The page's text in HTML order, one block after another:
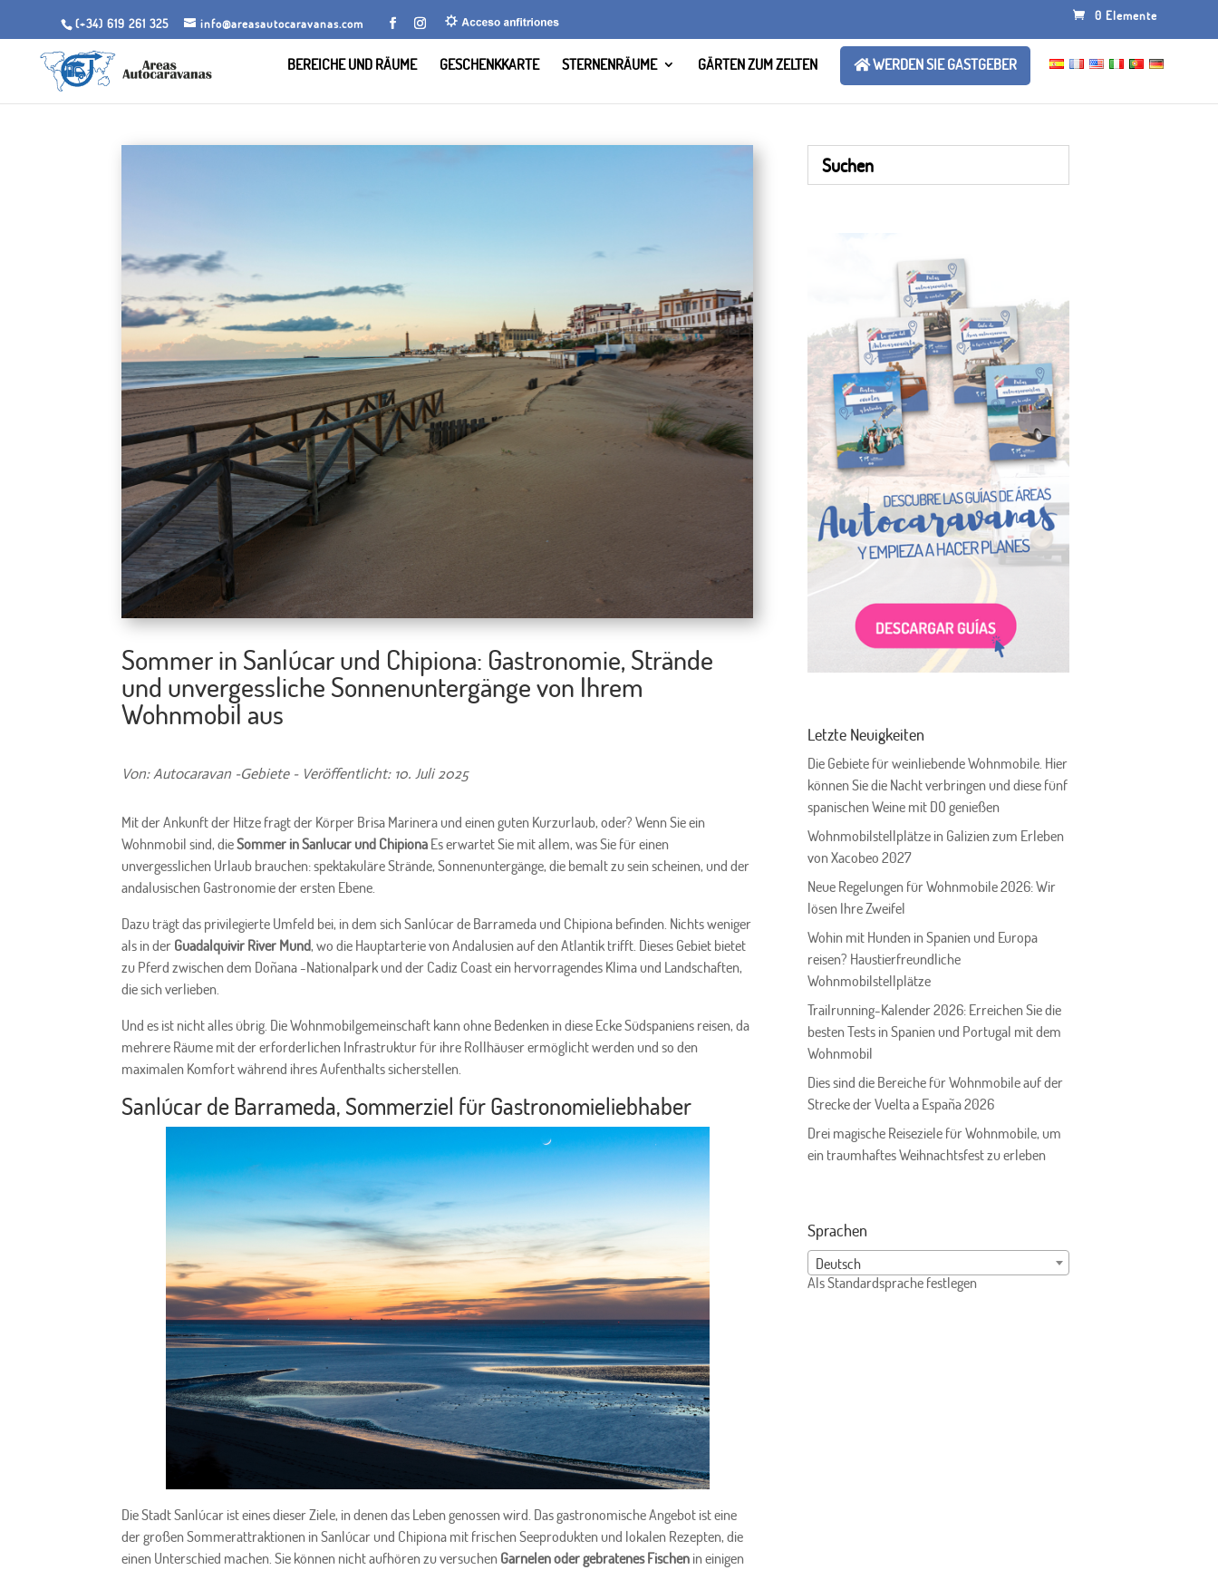
(+34) 619 261 325 info@areasautocaravanas.com
0 Elemente
BEREICHE UND RÄUME GESCHENKKARTE STERNENRÄUME GÄRTEN ZUM ZELTEN WERDEN SIE GASTGEBER
Sommer in Sanlúcar und Chipiona: Gastronomie, Strände
und unvergessliche Sonnenuntergänge von Ihrem
Wohnmobil aus
Von: Autocaravan -Gebiete - Veröffentlicht: 10. Juli 2025
Mit der Ankunft der Hitze fragt der Körper Brisa Marinera und einen guten Kurzurlaub, oder? Wenn Sie ein
Wohnmobil sind, dieSommer in Sanlucar und Chipiona Es erwartet Sie mit allem, was Sie für einen
unvergesslichen Urlaub brauchen: spektakuläre Strände, Sonnenuntergänge, die bemalt zu sein scheinen, und der
andalusischen Gastronomie der ersten Ebene.
Dazu trägt das privilegierte Umfeld bei, in dem sich Sanlúcar de Barrameda und Chipiona befinden. Nichts weniger
als in der Guadalquivir River Mund, wo die Hauptarterie von Andalusien auf den Atlantik trifft. Dieses Gebiet bietet
zu Pferd zwischen dem Doñana -Nationalpark und der Cadiz Coast ein hervorragendes Klima und Landschaften,
die sich verlieben.
Und es ist nicht alles übrig. Die Wohnmobilgemeinschaft kann ohne Bedenken in diese Ecke Südspaniens reisen, da
mehrere Räume mit der erforderlichen Infrastruktur für ihre Rollhäuser ermöglicht werden und so den
maximalen Komfort während ihres Aufenthalts sicherstellen.
Sanlúcar de Barrameda, Sommerziel für Gastronomieliebhaber
Die Stadt Sanlúcar ist eines dieser Ziele, in denen das Leben genossen wird. Das gastronomische Angebot ist eine
der großen Sommerattraktionen in Sanlúcar und Chipiona mit frischen Seeprodukten und lokalen Rezepten, die
einen Unterschied machen. Sie können nicht aufhören zu versuchen Garnelen oder gebratenes Fischen in einigen
Letzte Neuigkeiten
Die Gebiete für weinliebende Wohnmobile. Hier
können Sie die Nacht verbringen und diese fünf
spanischen Weine mit DO genießen
Wohnmobilstellplätze in Galizien zum Erleben
von Xacobeo 2027
Neue Regelungen für Wohnmobile 2026: Wir
lösen Ihre Zweifel
Wohin mit Hunden in Spanien und Europa
reisen? Haustierfreundliche
Wohnmobilstellplätze
Trailrunning-Kalender 2026: Erreichen Sie die
besten Tests in Spanien und Portugal mit dem
Wohnmobil
Dies sind die Bereiche für Wohnmobile auf der
Strecke der Vuelta a España 2026
Drei magische Reiseziele für Wohnmobile, um
ein traumhaftes Weihnachtsfest zu erleben
Sprachen
Deutsch
Als Standardsprache festlegen